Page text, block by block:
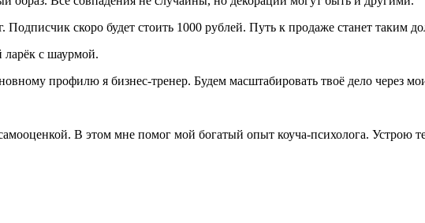
скоро будет стоить 1000 рублей. Путь к продаже станет таким
с шаурмой.
профилю я бизнес-тренер. Будем масштабировать твоё дело через
В этом мне помог мой богатый опыт коуча-психолога. Устрою